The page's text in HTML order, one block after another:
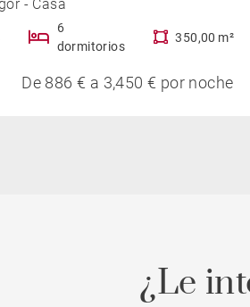
- Casa
6
dormitorios
350,00 m²
De 886 € a 3,450 € por noche
¿Le